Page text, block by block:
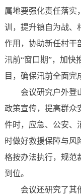
属地要强化责任落实
训，提升镇自为战、
作用，协助新任村干
汛前“窗口期”，加快
目，确保汛前全面完
会议研究户外登
政策宣传，提高群众
件时，应急、公安、
时做好救援保障与风
格按办法执行，规范
到位。
会议还研究了其